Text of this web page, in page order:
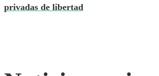
privadas de libertad